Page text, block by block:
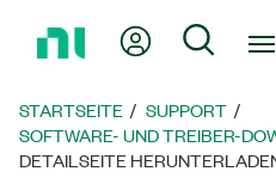
zur
Mein KontoSuche
STARTSEITE
SUPPORT
SOFTWARE- UND TREIBER-
DETAILSEITE